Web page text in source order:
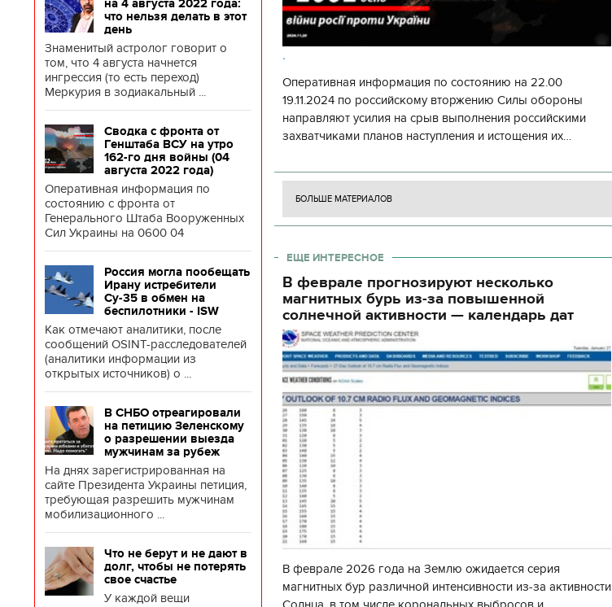
на 4 августа 2022 года:
что нельзя делать в этот
день
Знаменитый астролог говорит о
том, что 4 августа начнется
ингрессия (то есть переход)
Меркурия в зодиакальный ...
Сводка с фронта от
Генштаба ВСУ на утро
162-го дня войны (04
августа 2022 года)
Оперативная информация по
состоянию с фронта от
Генерального Штаба Вооруженных
Сил Украины на 0600 04
Россия могла пообещать
Ирану истребители
Су-35 в обмен на
беспилотники - ISW
Как отмечают аналитики, после
сообщений OSINT-расследователей
(аналитики информации из
открытых источников) о ...
В СНБО отреагировали
на петицию Зеленскому
о разрешении выезда
мужчинам за рубеж
На днях зарегистрированная на
сайте Президента Украины петиция,
требующая разрешить мужчинам
мобилизационного ...
Что не берут и не дают в
долг, чтобы не потерять
свое счастье
У каждой вещи
.
Оперативная информация по состоянию на 22.00
19.11.2024 по российскому вторжению Силы обороны
направляют усилия на срыв выполнения российскими
захватчиками планов наступления и истощения их
боевых ст
БОЛЬШЕ МАТЕРИАЛОВ
ЕЩЕ ИНТЕРЕСНОЕ
В феврале прогнозируют несколько
магнитных бурь из-за повышенной
солнечной активности — календарь дат
В феврале 2026 года на Землю ожидается серия
магнитных бур различной интенсивности из-за активности